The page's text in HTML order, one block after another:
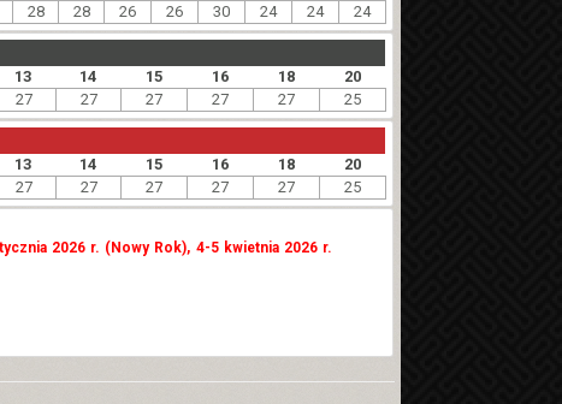
28 28 26 26 30 24 24 24
13 14 15 16 18 20
27 27 27 27 27 25
13 14 15 16 18 20
27 27 27 27 27 25
2026 r. (Nowy Rok), 4-5 kwietnia 2026 r.